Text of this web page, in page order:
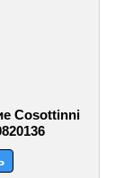
Cosottinni